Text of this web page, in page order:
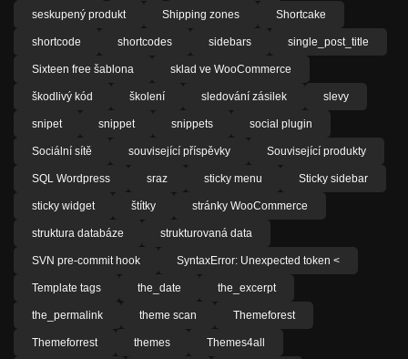
seskupený produkt Shipping zones Shortcake
shortcode shortcodes sidebars single_post_title
Sixteen free šablona sklad ve WooCommerce
škodlivý kód školení sledování zásilek slevy
snipet snippet snippets social plugin
Sociální sítě související příspěvky Související produkty
SQL Wordpress sraz sticky menu Sticky sidebar
sticky widget štítky stránky WooCommerce
struktura databáze strukturovaná data
SVN pre-commit hook SyntaxError: Unexpected token <
Template tags the_date the_excerpt
the_permalink theme scan Themeforest
Themeforrest themes Themes4all